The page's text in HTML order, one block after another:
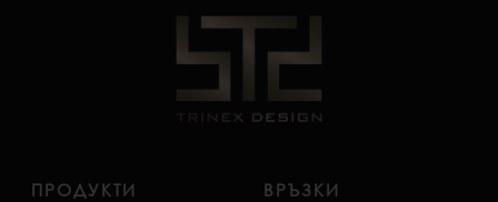
ПРОДУКТИ ВРЪЗКИ